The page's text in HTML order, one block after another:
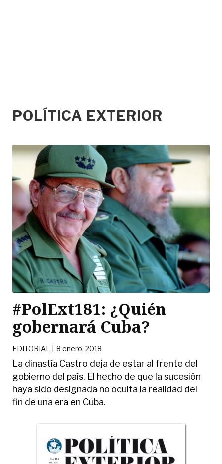
POLÍTICA EXTERIOR
#PolExt181: ¿Quién
gobernará Cuba?
EDITORIAL |8 enero, 2018
La dinastía Castro deja de estar al frente del
gobierno del país. El hecho de que la sucesión
haya sido designada no oculta la realidad del
fin de una era en Cuba.